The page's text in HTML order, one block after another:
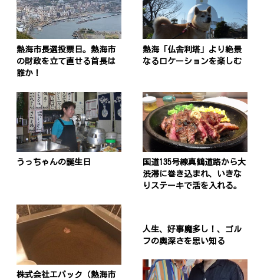
熱海市長選投票日。熱海市
の財政を立て直せる首長は
誰か！
熱海「仏舎利塔」より絶景
なるロケーションを楽しむ
うっちゃんの誕生日
国道135号線真鶴道路から大
渋滞に巻き込まれ、いきな
りステーキで活を入れる。
株式会社エパック（熱海市
人生、好事魔多し！、ゴル
フの奥深さを思い知る